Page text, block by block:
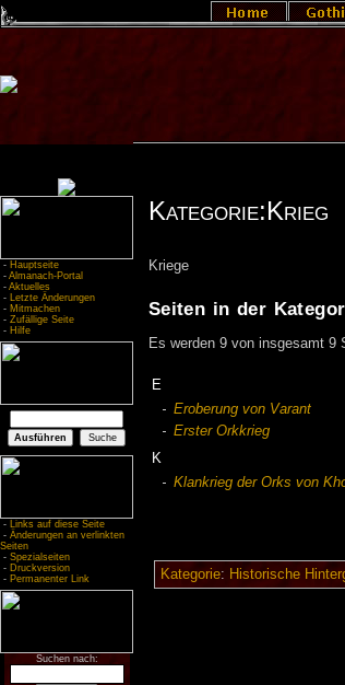
- Hauptseite
- Almanach-Portal
- Aktuelles
- Letzte Änderungen
- Mitmachen
- Zufällige Seite
- Hilfe
- Links auf diese Seite
- Änderungen an verlinkten
Seiten
- Spezialseiten
- Druckversion
- Permanenter Link
Suchen nach:
Kategorie:Krieg
Kriege
Seiten in der
Es werden 9 von insgesamt 9
E
Eroberung von Varant
Erster Orkkrieg
K
Klankrieg der Orks von
Kategorie: Historische